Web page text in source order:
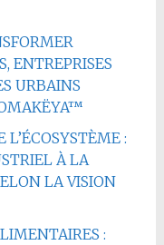
ENTREPRISES
URBAINS
:
À LA
LA VISION
: